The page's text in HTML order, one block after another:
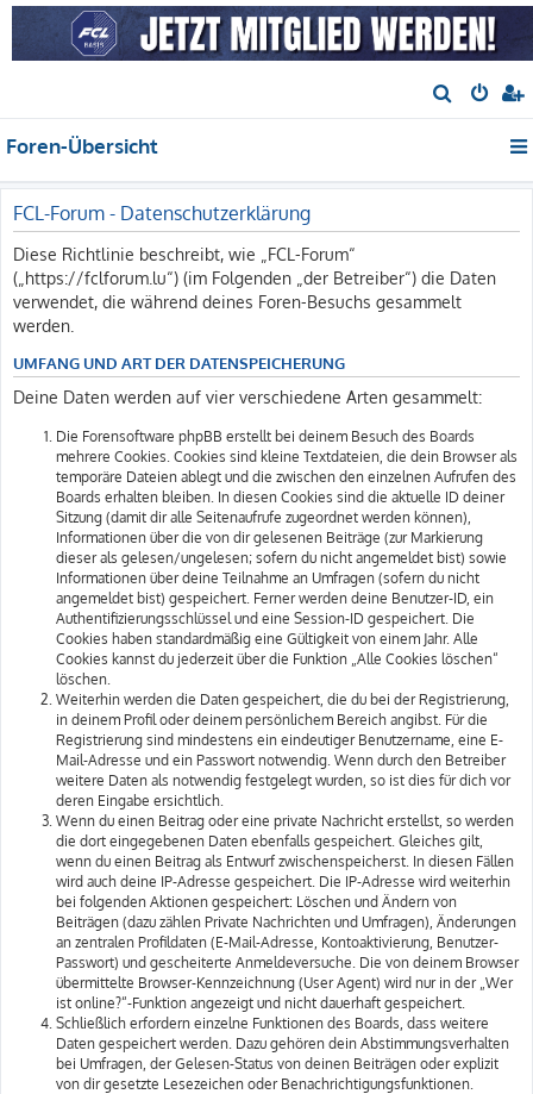
u
h
Foren-Übersicht
FCL-Forum - Datenschutzerklärung
Diese Richtlinie beschreibt, wie „FCL-Forum“
(„https://fclforum.lu“) (im Folgenden „der Betreiber“) die Daten
verwendet, die während deines Foren-Besuchs gesammelt
werden.
UMFANG UND ART DER DATENSPEICHERUNG
Deine Daten werden auf vier verschiedene Arten gesammelt:
Die Forensoftware phpBB erstellt bei deinem Besuch des Boards
mehrere Cookies. Cookies sind kleine Textdateien, die dein Browser als
temporäre Dateien ablegt und die zwischen den einzelnen Aufrufen des
Boards erhalten bleiben. In diesen Cookies sind die aktuelle ID deiner
Sitzung (damit dir alle Seitenaufrufe zugeordnet werden können),
Informationen über die von dir gelesenen Beiträge (zur Markierung
dieser als gelesen/ungelesen; sofern du nicht angemeldet bist) sowie
Informationen über deine Teilnahme an Umfragen (sofern du nicht
angemeldet bist) gespeichert. Ferner werden deine Benutzer-ID, ein
Authentifizierungsschlüssel und eine Session-ID gespeichert. Die
Cookies haben standardmäßig eine Gültigkeit von einem Jahr. Alle
Cookies kannst du jederzeit über die Funktion „Alle Cookies löschen“
löschen.
Weiterhin werden die Daten gespeichert, die du bei der Registrierung,
in deinem Profil oder deinem persönlichem Bereich angibst. Für die
Registrierung sind mindestens ein eindeutiger Benutzername, eine E-
Mail-Adresse und ein Passwort notwendig. Wenn durch den Betreiber
weitere Daten als notwendig festgelegt wurden, so ist dies für dich vor
deren Eingabe ersichtlich.
Wenn du einen Beitrag oder eine private Nachricht erstellst, so werden
die dort eingegebenen Daten ebenfalls gespeichert. Gleiches gilt,
wenn du einen Beitrag als Entwurf zwischenspeicherst. In diesen Fällen
wird auch deine IP-Adresse gespeichert. Die IP-Adresse wird weiterhin
bei folgenden Aktionen gespeichert: Löschen und Ändern von
Beiträgen (dazu zählen Private Nachrichten und Umfragen), Änderungen
an zentralen Profildaten (E-Mail-Adresse, Kontoaktivierung, Benutzer-
Passwort) und gescheiterte Anmeldeversuche. Die von deinem Browser
übermittelte Browser-Kennzeichnung (User Agent) wird nur in der „Wer
ist online?“-Funktion angezeigt und nicht dauerhaft gespeichert.
Schließlich erfordern einzelne Funktionen des Boards, dass weitere
Daten gespeichert werden. Dazu gehören dein Abstimmungsverhalten
bei Umfragen, der Gelesen-Status von deinen Beiträgen oder explizit
von dir gesetzte Lesezeichen oder Benachrichtigungsfunktionen.